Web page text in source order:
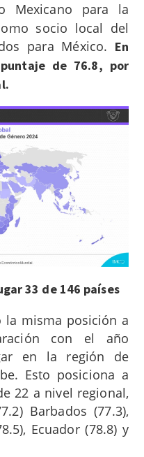
Mexicano para la
socio local del
para México. En
de 76.8, por
33 de 146 países
la misma posición a
con el año
en la región de
Esto posiciona a
22 a nivel regional,
Barbados (77.3),
Ecuador (78.8) y